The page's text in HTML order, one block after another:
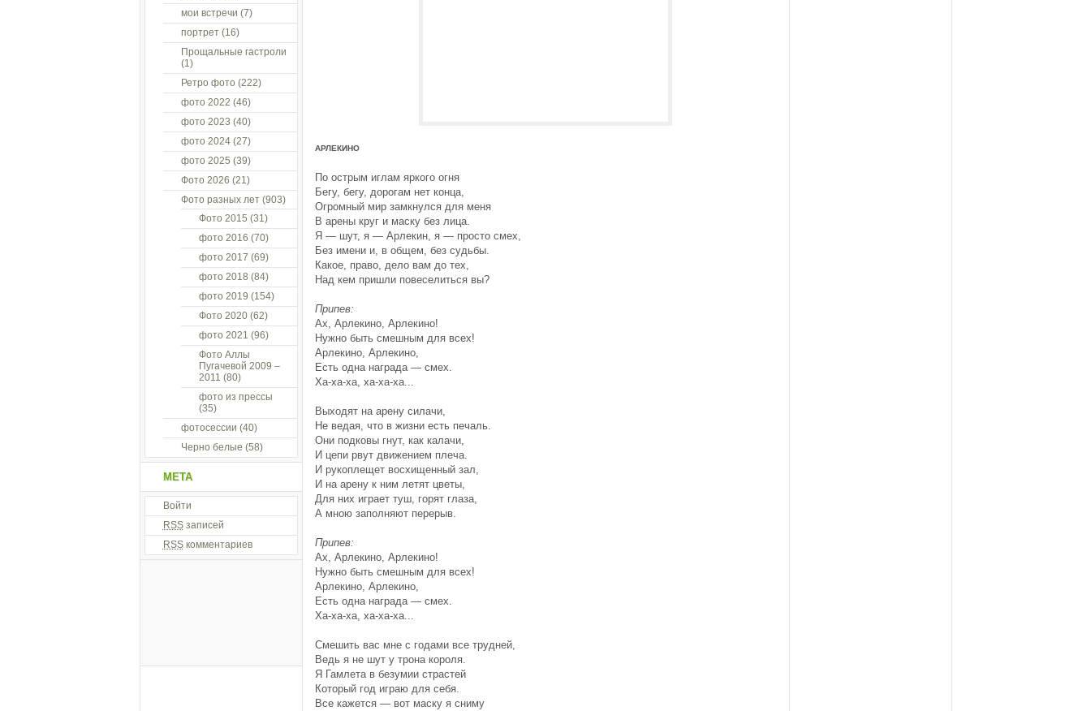
АРЛЕКИНО
По острым иглам яркого огня
Бегу, бегу, дорогам нет конца,
Огромный мир замкнулся для меня
В арены круг и маску без лица.
Я — шут, я — Арлекин, я — просто смех,
Без имени и, в общем, без судьбы.
Какое, право, дело вам до тех,
Над кем пришли повеселиться вы?
Припев:
Ах, Арлекино, Арлекино!
Нужно быть смешным для всех!
Арлекино, Арлекино,
Есть одна награда — смех.
Ха-ха-ха, ха-ха-ха...
Выходят на арену силачи,
Не ведая, что в жизни есть печаль.
Они подковы гнут, как калачи,
И цепи рвут движением плеча.
И рукоплещет восхищенный зал,
И на арену к ним летят цветы,
Для них играет туш, горят глаза,
А мною заполняют перерыв.
Припев:
Ах, Арлекино, Арлекино!
Нужно быть смешным для всех!
Арлекино, Арлекино,
Есть одна награда — смех.
Ха-ха-ха, ха-ха-ха...
Смешить вас мне с годами все трудней,
Ведь я не шут у трона короля.
Я Гамлета в безумии страстей
Который год играю для себя.
Все кажется — вот маску я сниму
мои встречи (7)
портрет(16)
Прощальные гастроли
(1)
Ретро фото (222)
фото 2022 (46)
фото 2023 (40)
фото 2024(27)
фото 2025 (39)
Фото 2026 (21)
Фото разных лет(903)
Фото 2015 (31)
фото 2016 (70)
фото 2017 (69)
фото 2018 (84)
фото 2019 (154)
Фото 2020(62)
фото 2021 (96)
Фото Аллы
Пугачевой 2009 –
2011 (80)
фото из прессы
(35)
фотосессии (40)
Черно белые (58)
МЕТА
Войти
RSSзаписей
RSSкомментариев